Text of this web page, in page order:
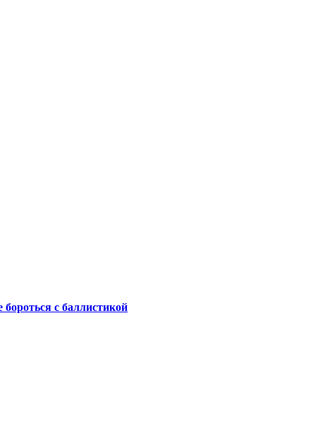
с баллистикой